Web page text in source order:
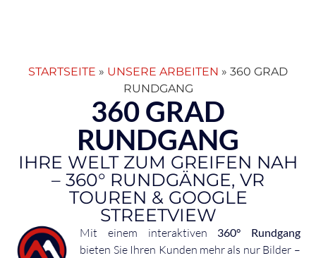
STARTSEITE » UNSERE ARBEITEN » 360 GRAD
RUNDGANG
360 GRAD
RUNDGANG
IHRE WELT ZUM GREIFEN NAH
– 360° RUNDGÄNGE, VR
TOUREN & GOOGLE
STREETVIEW
Mit einem interaktiven 360° Rundgang
bieten Sie Ihren Kunden mehr als nur Bilder –